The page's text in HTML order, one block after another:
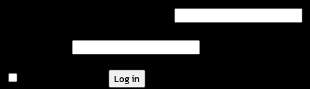
Required
Required
Log in